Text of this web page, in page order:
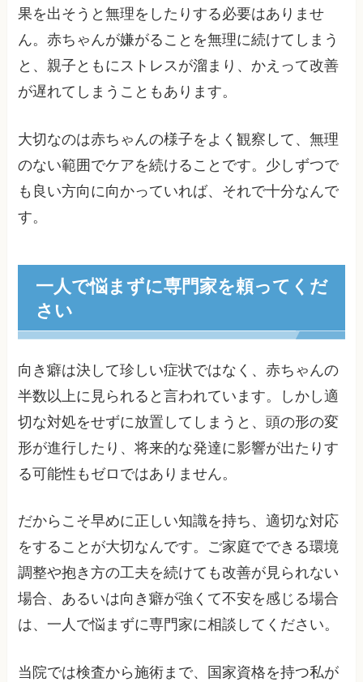
果を出そうと無理をしたりする必要はありませ
ん。赤ちゃんが嫌がることを無理に続けてしまう
と、親子ともにストレスが溜まり、かえって改善
が遅れてしまうこともあります。
大切なのは赤ちゃんの様子をよく観察して、無理
のない範囲でケアを続けることです。少しずつで
も良い方向に向かっていれば、それで十分なんで
す。
一人で悩まずに専門家を頼ってくだ
さい
向き癖は決して珍しい症状ではなく、赤ちゃんの
半数以上に見られると言われています。しかし適
切な対処をせずに放置してしまうと、頭の形の変
形が進行したり、将来的な発達に影響が出たりす
る可能性もゼロではありません。
だからこそ早めに正しい知識を持ち、適切な対応
をすることが大切なんです。ご家庭でできる環境
調整や抱き方の工夫を続けても改善が見られない
場合、あるいは向き癖が強くて不安を感じる場合
は、一人で悩まずに専門家に相談してください。
当院では検査から施術まで、国家資格を持つ私が